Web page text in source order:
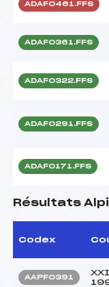
ADAF0461.FFS
ADAF0361.FFS
ADAF0322.FFS
ADAF0291.FFS
ADAF0171.FFS
Résultats
Codex
AAPF0391